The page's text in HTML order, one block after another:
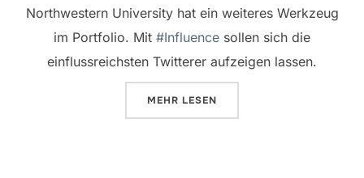
Northwestern University hat ein weiteres Werkzeug
im Portfolio. Mit #Influence sollen sich die
einflussreichsten Twitterer aufzeigen lassen.
MEHR ÜBER „DOMINANTE TWITTER-
LESEN